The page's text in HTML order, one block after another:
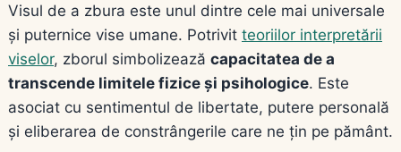
Visul de a zbura este unul dintre cele mai universale
și puternice vise umane. Potrivit teoriilor interpretării
viselor, zborul simbolizează capacitatea de a
transcende limitele fizice și psihologice. Este
asociat cu sentimentul de libertate, putere personală
și eliberarea de constrângerile care ne țin pe pământ.